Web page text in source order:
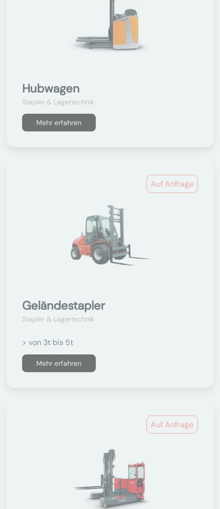
Hubwagen
Stapler & Lagertechnik
Mehr erfahren
Auf Anfrage
Geländestapler
Stapler & Lagertechnik
> von 3t bis 5t
Mehr erfahren
Auf Anfrage